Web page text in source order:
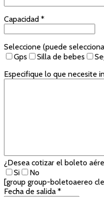
Capacidad *
Seleccione (puede
Gps
Silla de bebes
Especifique lo que necesite
¿Desea cotizar el boleto
Si
No
[group group-boletoaereo
Fecha de salida *